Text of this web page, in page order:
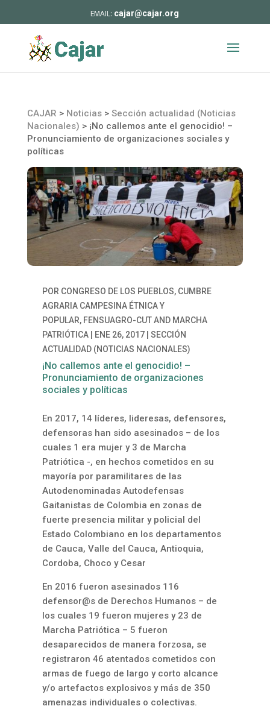
cajar@cajar.org
CAJAR > Noticias> Sección actualidad (Noticias
Nacionales) > ¡No callemos ante el genocidio! –
Pronunciamiento de organizaciones sociales y
políticas
POR CONGRESO DE LOS PUEBLOS, CUMBRE
AGRARIA CAMPESINA ÉTNICA Y
POPULAR, FENSUAGRO-CUTAND MARCHA
PATRIÓTICA| ENE 26, 2017| SECCIÓN
ACTUALIDAD (NOTICIAS NACIONALES)
¡No callemos ante el genocidio! –
Pronunciamiento de organizaciones
sociales y políticas
En 2017, 14 líderes, lideresas, defensores,
defensoras han sido asesinados – de los
cuales 1 era mujer y 3 de Marcha
Patriótica -, en hechos cometidos en su
mayoría por paramilitares de las
Autodenominadas Autodefensas
Gaitanistas de Colombia en zonas de
fuerte presencia militar y policial del
Estado Colombiano en los departamentos
de Cauca, Valle del Cauca, Antioquia,
Cordoba, Choco y Cesar
En 2016 fueron asesinados 116
defensor@s de Derechos Humanos – de
los cuales 19 fueron mujeres y 23 de
Marcha Patriótica – 5 fueron
desaparecidos de manera forzosa, se
registraron 46 atentados cometidos con
armas de fuego de largo y corto alcance
y/o artefactos explosivos y más de 350
amenazas individuales o colectivas.